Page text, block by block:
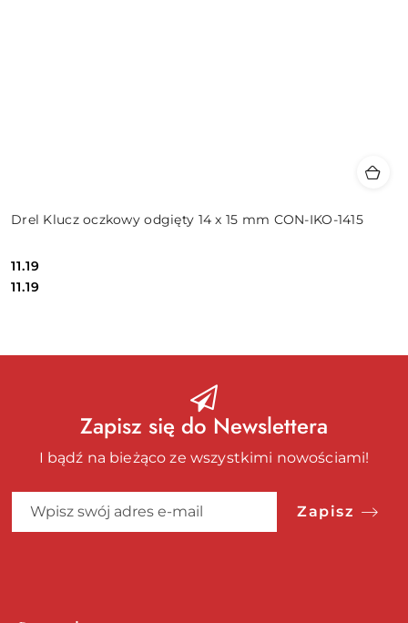
Drel Klucz oczkowy odgięty 14 x 15 mm CON-IKO-1415
Cena:
11.19
Cena:
11.19
Zapisz się do Newslettera
I bądź na bieżąco ze wszystkimi nowościami!
Zapisz